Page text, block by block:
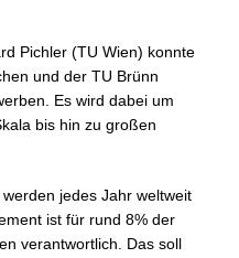
Pichler (TU Wien) konnte
und der TU Brünn
Es wird dabei um
bis hin zu großen
jedes Jahr weltweit
ist für rund 8% der
verantwortlich. Das soll